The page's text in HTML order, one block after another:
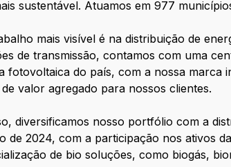
sustentável. Atuamos em 977
mais visível é na distribuição de
de transmissão, contamos com uma
fotovoltaica do país, com a nossa marca
valor agregado para nossos clientes.
diversificamos nosso portfólio com a
de 2024, com a participação nos ativos
de bio soluções, como biogás,